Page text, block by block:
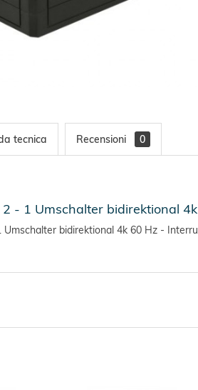
tecnica Recensioni 0
2 - 1 Umschalter bidirektional
Umschalter bidirektional 4k 60 Hz -